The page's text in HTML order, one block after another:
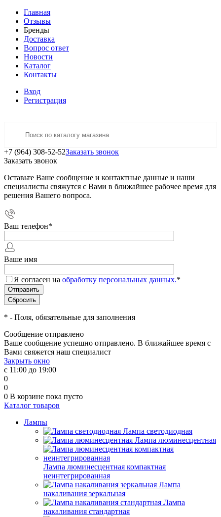
Главная
Отзывы
Бренды
Доставка
Вопрос ответ
Новости
Каталог
Контакты
Вход
Регистрация
+7 (964) 308-52-52Заказать звонок
Заказать звонок
Оставьте Ваше сообщение и контактные данные и наши
специалисты свяжутся с Вами в ближайшее рабочее время для
решения Вашего вопроса.
Ваш телефон*
Ваше имя
Я согласен на обработку персональных данных.*
* - Поля, обязательные для заполнения
Сообщение отправлено
Ваше сообщение успешно отправлено. В ближайшее время с
Вами свяжется наш специалист
Закрыть окно
с 11:00 до 19:00
0
0
0 В корзине пока пусто
Каталог товаров
Лампы
Лампа светодиодная
Лампа люминесцентная
Лампа люминесцентная компактная
неинтегрированная
Лампа
накаливания зеркальная
Лампа
накаливания стандартная